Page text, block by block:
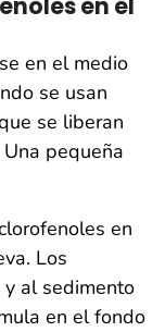
en el
en el medio
se usan
se liberan
pequeña
en
Los
al sedimento
en el fondo